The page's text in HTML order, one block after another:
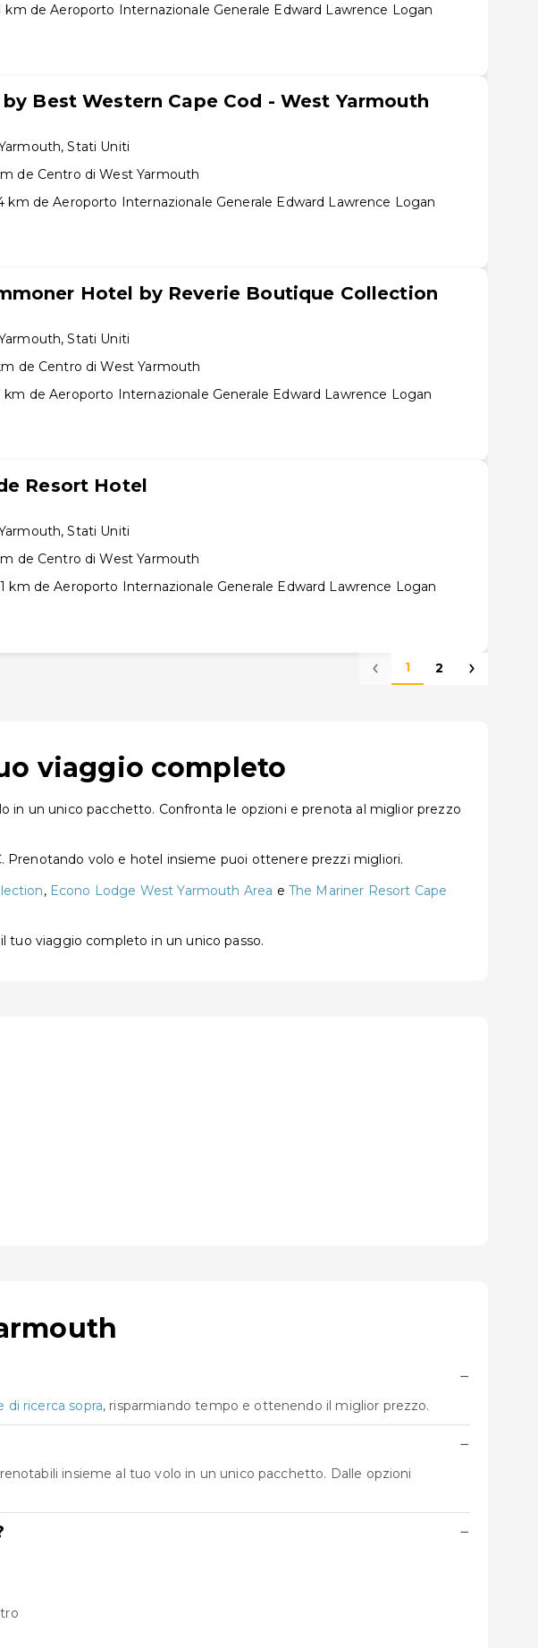
km de Aeroporto Internazionale Generale Edward Lawrence Logan
Best Western Cape Cod - West Yarmouth
, Stati Uniti
de Centro di West Yarmouth
km de Aeroporto Internazionale Generale Edward Lawrence Logan
Hotel by Reverie Boutique Collection
, Stati Uniti
de Centro di West Yarmouth
km de Aeroporto Internazionale Generale Edward Lawrence Logan
Resort Hotel
, Stati Uniti
de Centro di West Yarmouth
km de Aeroporto Internazionale Generale Edward Lawrence Logan
1 2
viaggio completo
in un unico pacchetto. Confronta le opzioni e prenota al miglior prezzo
volo e hotel insieme puoi ottenere prezzi migliori.
, Econo Lodge West Yarmouth Area e The Mariner Resort Cape
tuo viaggio completo in un unico passo.
−
di ricerca sopra, risparmiando tempo e ottenendo il miglior prezzo.
−
insieme al tuo volo in un unico pacchetto. Dalle opzioni
−